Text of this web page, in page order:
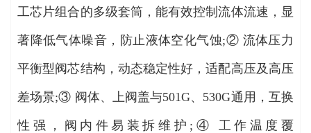
工芯片组合的多级套筒，能有效控制流体流速，显
著降低气体噪音，防止液体空化气蚀;② 流体压力
平衡型阀芯结构，动态稳定性好，适配高压及高压
差场景;③ 阀体、上阀盖与501G、530G通用，互换
性强，阀内件易装拆维护;④ 工作温度覆